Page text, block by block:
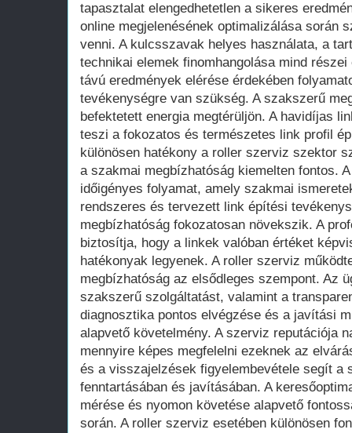
tapasztalat elengedhetetlen a sikeres
online megjelenésének optimalizálása során
venni. A kulcsszavak helyes használata, a
technikai elemek finomhangolása mind
távú eredmények elérése érdekében
tevékenységre van szükség. A szakszerű
befektetett energia megtérüljön. A havidíjas
teszi a fokozatos és természetes link profil
különösen hatékony a roller szerviz szektor
a szakmai megbízhatóság kiemelten fontos.
időigényes folyamat, amely szakmai
rendszeres és tervezett link építési
megbízhatóság fokozatosan növekszik. A
biztosítja, hogy a linkek valóban értéket
hatékonyak legyenek. A roller szerviz
megbízhatóság az elsődleges szempont. Az
szakszerű szolgáltatást, valamint a
diagnosztika pontos elvégzése és a javítási
alapvető követelmény. A szerviz reputációja
mennyire képes megfelelni ezeknek az
és a visszajelzések figyelembevétele segít a
fenntartásában és javításában. A
mérése és nyomon követése alapvető
során. A roller szerviz esetében különösen